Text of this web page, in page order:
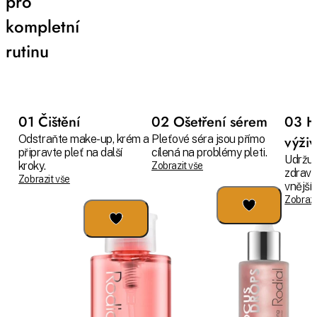
kompletní
rutinu
01 Čištění
Odstraňte make-up, krém a
připravte pleť na další
kroky.
Zobrazit vše
02 Ošetření sérem
Pleťové séra jsou přímo
cílená na problémy pleti.
Zobrazit vše
03